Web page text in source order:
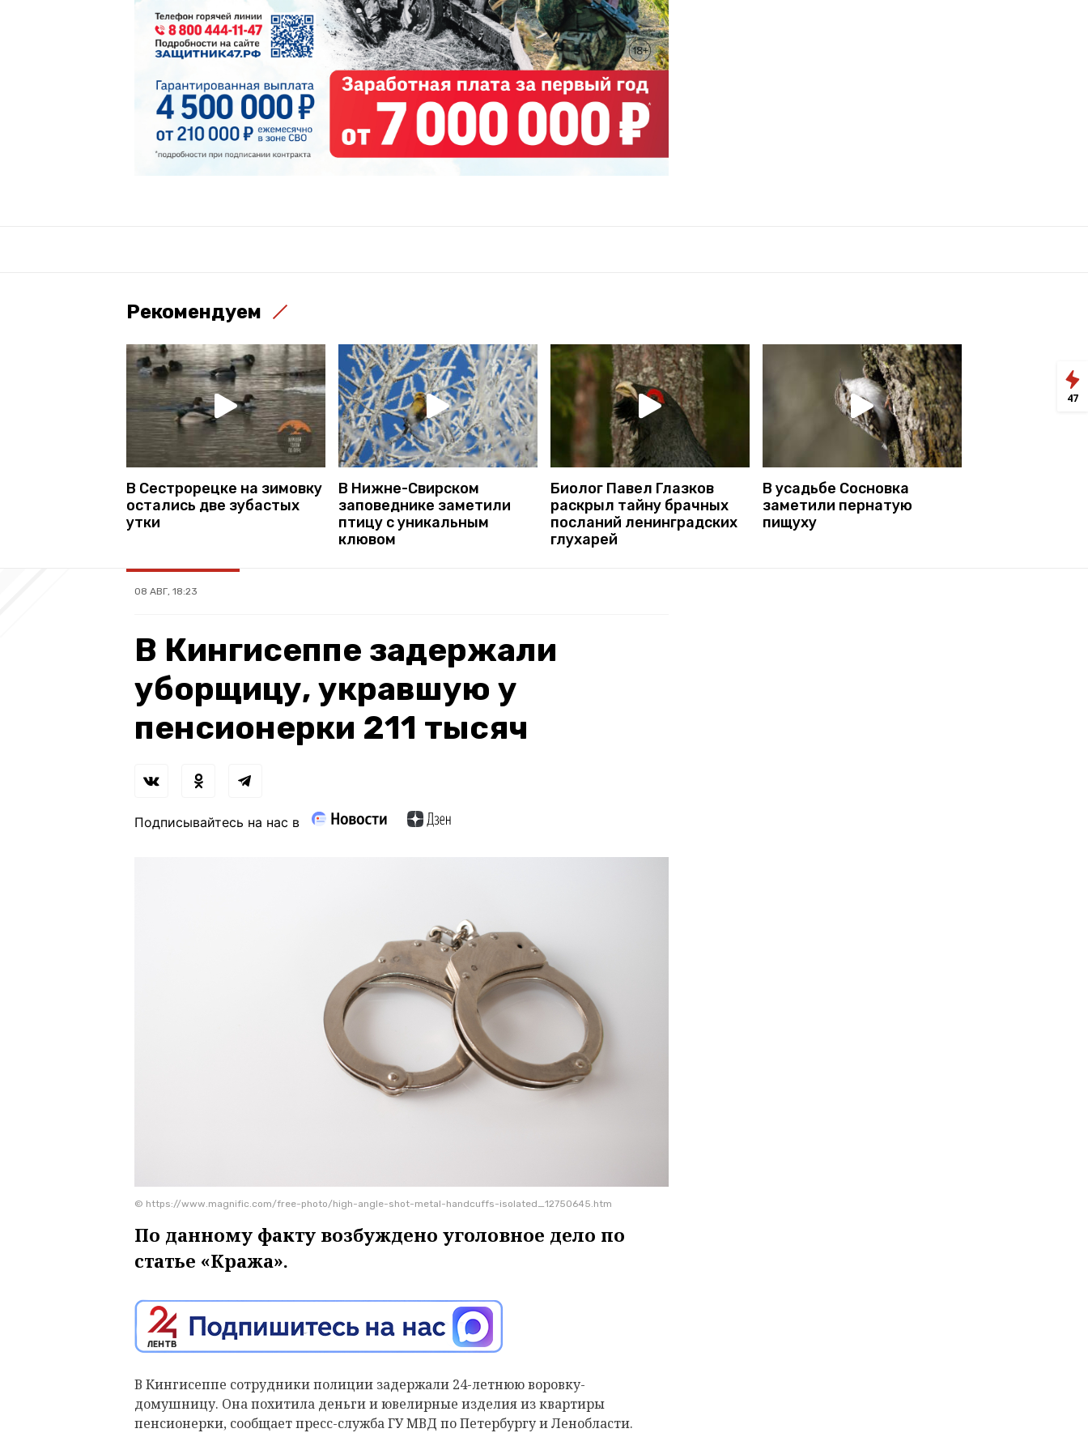
Рекомендуем
В Сестрорецке на зимовку
остались две зубастых
утки
В Нижне-Свирском
заповеднике заметили
птицу с уникальным
клювом
Биолог Павел Глазков
раскрыл тайну брачных
посланий ленинградских
глухарей
В усадьбе Сосновка
заметили пернатую
пищуху
08 АВГ, 18:23
В Кингисеппе задержали
уборщицу, укравшую у
пенсионерки 211 тысяч
Подписывайтесь на нас в
© https://www.magnific.com/free-photo/high-angle-shot-metal-handcuffs-isolated_12750645.htm
По данному факту возбуждено уголовное дело по
статье «Кража».
В Кингисеппе сотрудники полиции задержали 24-летнюю воровку-
домушницу. Она похитила деньги и ювелирные изделия из квартиры
пенсионерки, сообщает пресс-служба ГУ МВД по Петербургу и Ленобласти.
47